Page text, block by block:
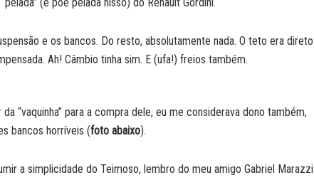
e os bancos. Do resto, absolutamente nada. O teto era direto
Ah! Câmbio tinha sim. E (ufa!) freios também.
“vaquinha” para a compra dele, eu me considerava dono também,
bancos horríveis (foto abaixo).
a simplicidade do Teimoso, lembro do meu amigo Gabriel Marazzi